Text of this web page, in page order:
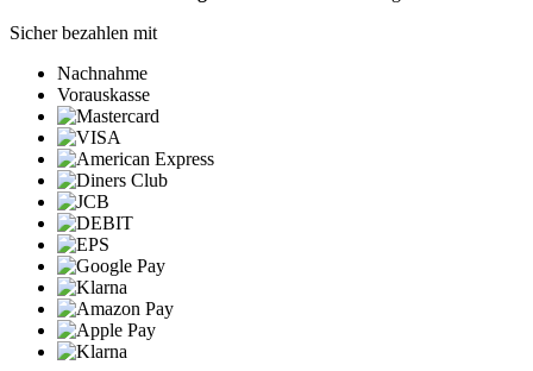
Sicher bezahlen mit
Nachnahme
Vorauskasse